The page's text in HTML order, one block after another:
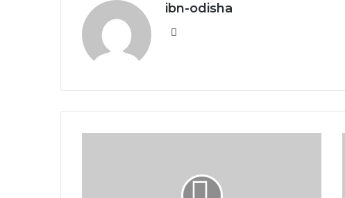
ibn-odisha
Website